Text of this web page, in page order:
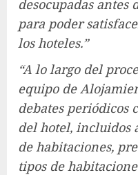
desocupadas antes
para poder
los hoteles.”
“A lo largo del
equipo de
debates periódicos
del hotel, incluidos
de habitaciones,
tipos de